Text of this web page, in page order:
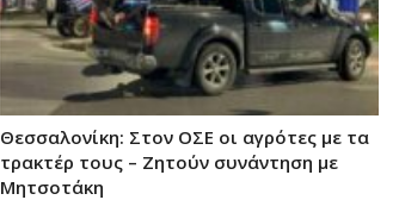
Θεσσαλονίκη: Στον ΟΣΕ οι αγρότες με τα
τρακτέρ τους – Ζητούν συνάντηση με
Μητσοτάκη